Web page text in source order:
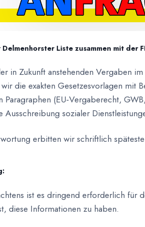
Liste zusammen mit der
in Zukunft anstehenden Vergaben
die exakten Gesetzesvorlagen mit
Paragraphen (EU-Vergaberecht,
Ausschreibung sozialer
erbitten wir schriftlich
ist es dringend erforderlich für
diese Informationen zu haben.